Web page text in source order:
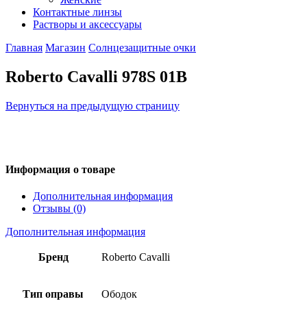
Контактные линзы
Растворы и аксессуары
Главная Магазин Солнцезащитные очки
Roberto Cavalli 978S 01B
Вернуться на предыдущую страницу
Информация о товаре
Дополнительная информация
Отзывы (0)
Дополнительная информация
Бренд Roberto Cavalli
Тип оправы Ободок